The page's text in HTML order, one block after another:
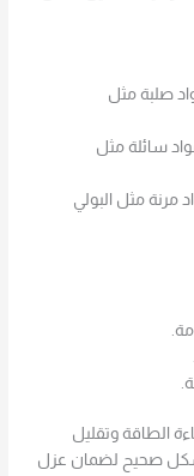
صلبة مثل
سائلة مثل
مرنة مثل البولي
الطاقة وتقليل
بشكل صحيح لضمان عزل